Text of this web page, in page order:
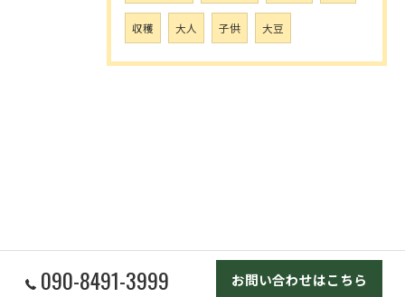
収穫 大人 子供 大豆
090-8491-3999 お問い合わせはこちら